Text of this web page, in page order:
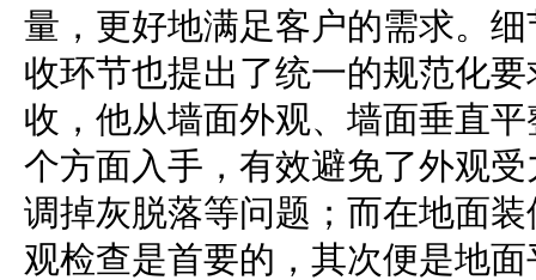
量，更好地满足客户的需求。
收环节也提出了统一的规范化
收，他从墙面外观、墙面垂直
个方面入手，有效避免了外观
调掉灰脱落等问题；而在地面
观检查是首要的，其次便是地